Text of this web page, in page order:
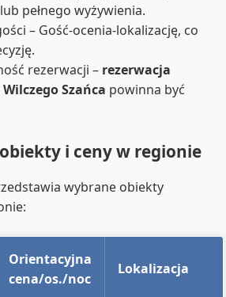
pełnego wyżywienia.
– Gość-ocenia-lokalizację, co
rezerwacji – rezerwacja
Szańca powinna być
i ceny w regionie
wybrane obiekty
Orientacyjna
cena/os./noc
Lokalizacja